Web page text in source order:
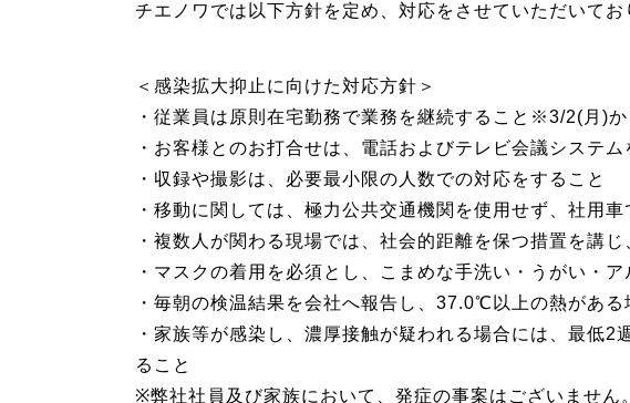
チエノワでは以下方針を定め、対応をさせていただいてお
＜感染拡大抑止に向けた対応方針＞
・従業員は原則在宅勤務で業務を継続すること※3/2(月)か
・お客様とのお打合せは、電話およびテレビ会議システム
・収録や撮影は、必要最小限の人数での対応をすること
・移動に関しては、極力公共交通機関を使用せず、社用
・複数人が関わる現場では、社会的距離を保つ措置を講
・マスクの着用を必須とし、こまめな手洗い・うがい・
・毎朝の検温結果を会社へ報告し、37.0℃以上の熱がある
・家族等が感染し、濃厚接触が疑われる場合には、最低
ること
※弊社社員及び家族において、発症の事案はございません。